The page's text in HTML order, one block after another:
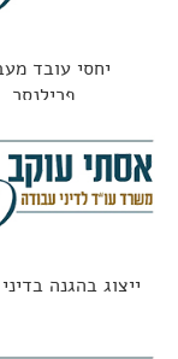
יחסי עובד
פרילנסר
ייצוג בהגנה